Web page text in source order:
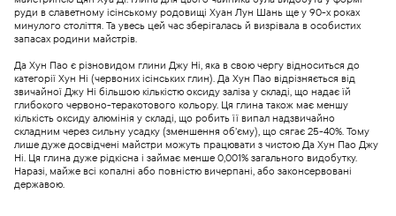
руди в славетному ісінському родовищі Хуан Лун Шань ще у 90-х роках
минулого століття. Та увесь цей час зберігалась й визрівала в особистих
запасах родини майстрів.
Да Хун Пао є різновидом глини Джу Ні, яка в свою чергу відноситься до
категорії Хун Ні (червоних ісінських глин). Да Хун Пао відрізняється від
звичайної Джу Ні більшою кількістю оксиду заліза у складі, що надає їй
глибокого червоно-теракотового кольору. Ця глина також має меншу
кількість оксиду алюмінія у складі, що робить її випал надзвичайно
складним через сильну усадку (зменшення об’єму), що сягає 25-40%. Тому
лише дуже досвідчені майстри можуть працювати з чистою Да Хун Пао Джу
Ні. Ця глина дуже рідкісна і займає менше 0,001% загального видобутку.
Наразі, майже всі копалні або повністю вичерпані, або законсервовані
державою.